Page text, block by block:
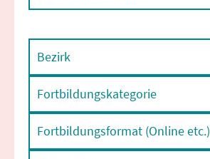
Bezirk
Fortbildungskategorie
Fortbildungsformat (Online etc.)